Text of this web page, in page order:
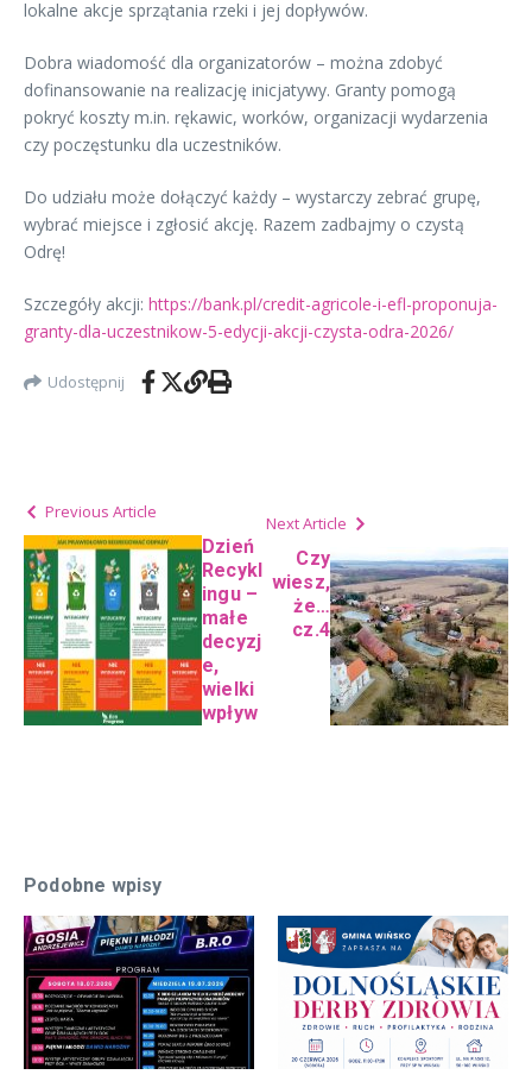
lokalne akcje sprzątania rzeki i jej dopływów.
Dobra wiadomość dla organizatorów – można zdobyć
dofinansowanie na realizację inicjatywy. Granty pomogą
pokryć koszty m.in. rękawic, worków, organizacji wydarzenia
czy poczęstunku dla uczestników.
Do udziału może dołączyć każdy – wystarczy zebrać grupę,
wybrać miejsce i zgłosić akcję. Razem zadbajmy o czystą
Odrę!
Szczegóły akcji: https://bank.pl/credit-agricole-i-efl-proponuja-
granty-dla-uczestnikow-5-edycji-akcji-czysta-odra-2026/
Udostępnij
Previous Article
Dzień
Recykl
ingu –
małe
decyzj
e,
wielki
wpływ
Next Article
Czy
wiesz,
że…
cz.4
Podobne wpisy